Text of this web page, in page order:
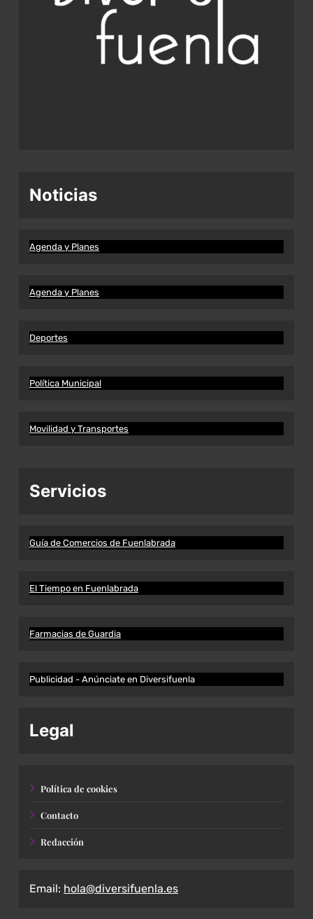
Noticias
Agenda y Planes
Agenda y Planes
Deportes
Política Municipal
Movilidad y Transportes
Servicios
Guía de Comercios de Fuenlabrada
El Tiempo en Fuenlabrada
Farmacias de Guardia
Publicidad - Anúnciate en Diversifuenla
Legal
Política de cookies
Contacto
Redacción
Email: hola@diversifuenla.es